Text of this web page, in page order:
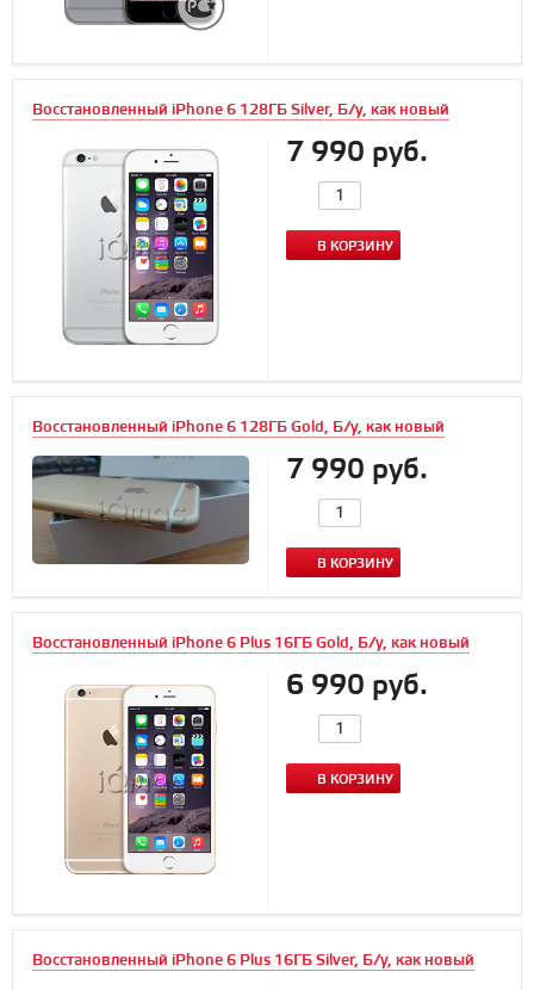
Восстановленный iPhone 6 128ГБ Silver, Б/у, как новый
7 990 руб.
В КОРЗИНУ
Восстановленный iPhone 6 128ГБ Gold, Б/у, как новый
7 990 руб.
В КОРЗИНУ
Восстановленный iPhone 6 Plus 16ГБ Gold, Б/у, как новый
6 990 руб.
В КОРЗИНУ
Восстановленный iPhone 6 Plus 16ГБ Silver, Б/у, как новый